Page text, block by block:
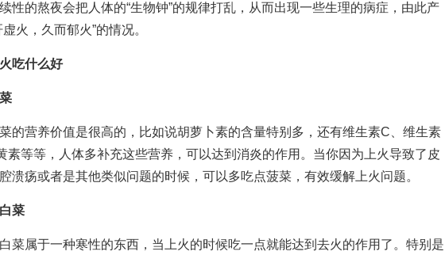
的熬夜会把人体的“生物钟”的规律打乱，从而出现一些生理的病症，由此产
虚火，久而郁火”的情况。
火吃什么好
营养价值是很高的，比如说胡萝卜素的含量特别多，还有维生素C、维生素
素等等，人体多补充这些营养，可以达到消炎的作用。当你因为上火导致了皮
溃疡或者是其他类似问题的时候，可以多吃点菠菜，有效缓解上火问题。
菜
属于一种寒性的东西，当上火的时候吃一点就能达到去火的作用了。特别是